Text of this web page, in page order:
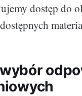
dostęp do